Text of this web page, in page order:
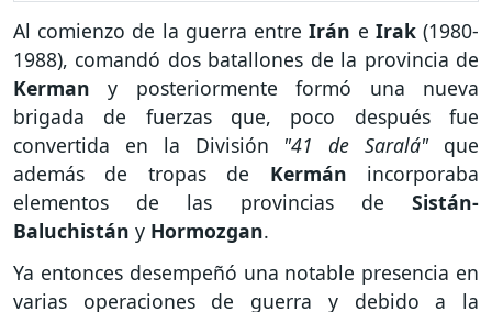
Al comienzo de la guerra entreIrán e Irak(1980-
1988), comandó dos batallones de la provincia de
Kermany posteriormente formó una nueva
brigada de fuerzas que, poco después fue
convertida en la División "41 de Saralá" que
además de tropas de Kermán incorporaba
elementos de las provincias de Sistán-
Baluchistán y Hormozgan.
Ya entonces desempeñó una notable presencia en
varias operaciones de guerra y debido a la